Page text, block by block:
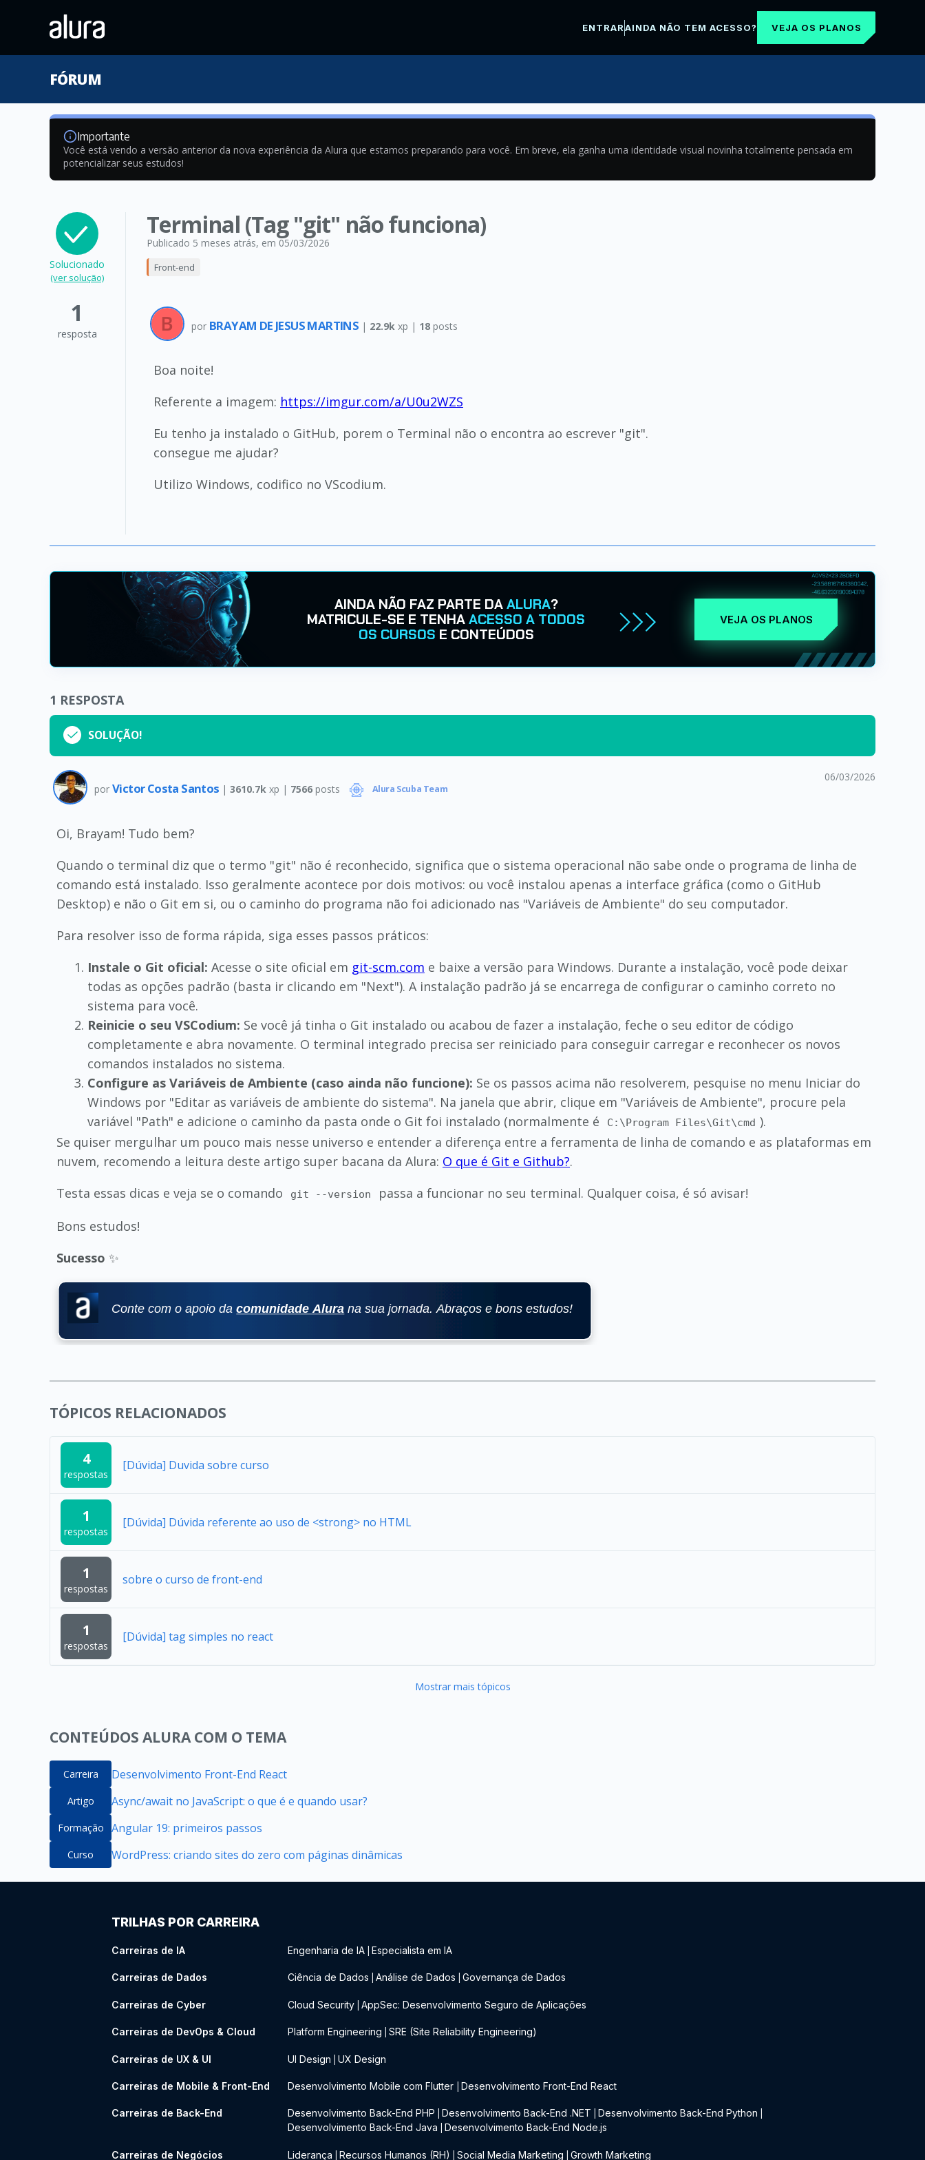
ENTRARAINDA NÃO TEM ACESSO? VEJA OS PLANOS
FÓRUM
Importante
Você está vendo a versão anterior da nova experiência da Alura que estamos preparando para você. Em breve, ela ganha uma identidade visual novinha totalmente pensada em
potencializar seus estudos!
Solucionado
(ver solução)
1
resposta
Terminal (Tag "git" não funciona)
Publicado 5 meses atrás, em 05/03/2026
Front-end
por BRAYAM DE JESUS MARTINS | 22.9k xp | 18posts
Boa noite!
Referente a imagem: https://imgur.com/a/U0u2WZS
Eu tenho ja instalado o GitHub, porem o Terminal não o encontra ao escrever "git".
consegue me ajudar?
Utilizo Windows, codifico no VScodium.
AINDA NÃO FAZ PARTE DAALURA?
MATRICULE-SE E TENHAACESSO A TODOS
OS CURSOS E CONTEÚDOS
VEJA OS PLANOS
1 RESPOSTA
SOLUÇÃO!
por Victor Costa Santos | 3610.7k xp | 7566 posts Alura Scuba Team
06/03/2026
Oi, Brayam! Tudo bem?
Quando o terminal diz que o termo "git" não é reconhecido, significa que o sistema operacional não sabe onde o programa de linha de
comando está instalado. Isso geralmente acontece por dois motivos: ou você instalou apenas a interface gráfica (como o GitHub
Desktop) e não o Git em si, ou o caminho do programa não foi adicionado nas "Variáveis de Ambiente" do seu computador.
Para resolver isso de forma rápida, siga esses passos práticos:
Instale o Git oficial: Acesse o site oficial em git-scm.com e baixe a versão para Windows. Durante a instalação, você pode deixar
todas as opções padrão (basta ir clicando em "Next"). A instalação padrão já se encarrega de configurar o caminho correto no
sistema para você.
Reinicie o seu VSCodium: Se você já tinha o Git instalado ou acabou de fazer a instalação, feche o seu editor de código
completamente e abra novamente. O terminal integrado precisa ser reiniciado para conseguir carregar e reconhecer os novos
comandos instalados no sistema.
Configure as Variáveis de Ambiente (caso ainda não funcione): Se os passos acima não resolverem, pesquise no menu Iniciar do
Windows por "Editar as variáveis de ambiente do sistema". Na janela que abrir, clique em "Variáveis de Ambiente", procure pela
variável "Path" e adicione o caminho da pasta onde o Git foi instalado (normalmente é
C:\Program Files\Git\cmd ).
Se quiser mergulhar um pouco mais nesse universo e entender a diferença entre a ferramenta de linha de comando e as plataformas em
nuvem, recomendo a leitura deste artigo super bacana da Alura: O que é Git e Github?.
Testa essas dicas e veja se o comando
git --version
passa a funcionar no seu terminal. Qualquer coisa, é só avisar!
Bons estudos!
Sucesso ✨
TÓPICOS RELACIONADOS
4
respostas
[Dúvida] Duvida sobre curso
1
respostas
[Dúvida] Dúvida referente ao uso de <strong> no HTML
1
respostas
sobre o curso de front-end
1
respostas
[Dúvida] tag simples no react
Mostrar mais tópicos
CONTEÚDOS ALURA COM O TEMA
Carreira Desenvolvimento Front-End React
Artigo Async/await no JavaScript: o que é e quando usar?
Formação Angular 19: primeiros passos
Curso WordPress: criando sites do zero com páginas dinâmicas
TRILHAS POR CARREIRA
Carreiras de IA Engenharia de IA Especialista em IA
Carreiras de Dados Ciência de Dados Análise de Dados Governança de Dados
Carreiras de Cyber Cloud Security AppSec: Desenvolvimento Seguro de Aplicações
Carreiras de DevOps & Cloud Platform Engineering SRE (Site Reliability Engineering)
Carreiras de UX & UI UI Design UX Design
Carreiras de Mobile & Front-End Desenvolvimento Mobile com Flutter Desenvolvimento Front-End React
Carreiras de Back-End Desenvolvimento Back-End PHP Desenvolvimento Back-End .NET Desenvolvimento Back-End Python
Desenvolvimento Back-End Java Desenvolvimento Back-End Node.js
Carreiras de Negócios Liderança Recursos Humanos (RH) Social Media Marketing Growth Marketing